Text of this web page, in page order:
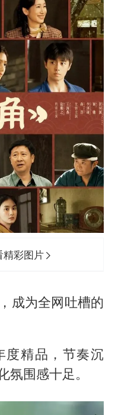
精彩图片
成为全网吐槽的
度精品，节奏沉
围感十足。